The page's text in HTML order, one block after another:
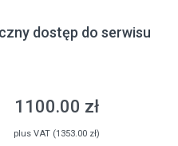
dostęp do serwisu
1100.00 zł
plus VAT (1353.00 zł)